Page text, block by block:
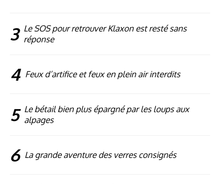
3 Le SOS pour retrouver Klaxon est resté sans
réponse
4 Feux d’artifice et feux en plein air interdits
5 Le bétail bien plus épargné par les loups aux
alpages
6 La grande aventure des verres consignés